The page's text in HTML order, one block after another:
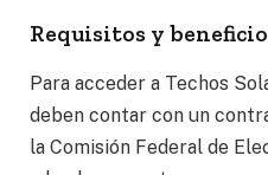
Requisitos y
Para acceder a Techos
deben contar con un
la Comisión Federal de